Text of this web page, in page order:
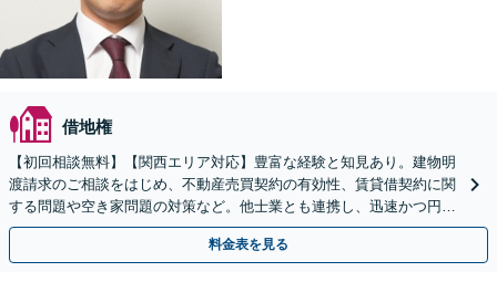
借地権
【初回相談無料】【関西エリア対応】豊富な経験と知見あり。建物明
渡請求のご相談をはじめ、不動産売買契約の有効性、賃貸借契約に関
する問題や空き家問題の対策など。他士業とも連携し、迅速かつ円滑
な解決を目指します【顧問契約】【西宮北口駅3分】
料金表を見る